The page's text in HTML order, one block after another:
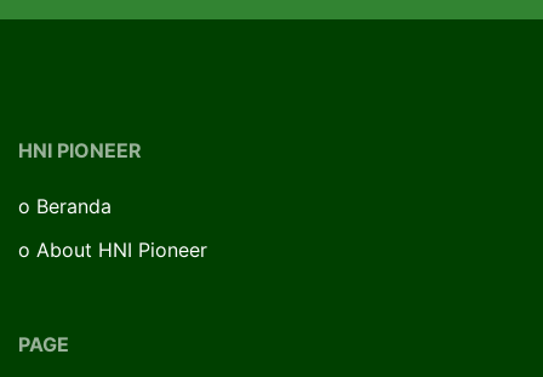
HNI PIONEER
o Beranda
o About HNI Pioneer
PAGE